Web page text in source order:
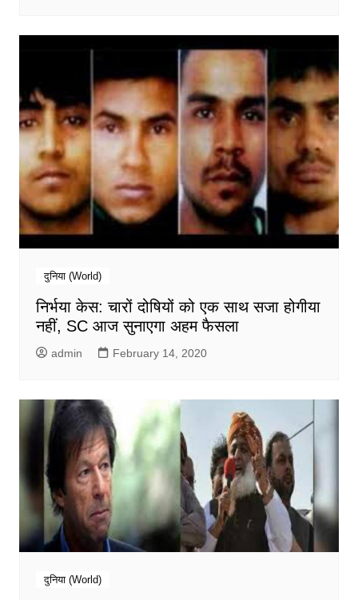
दुनिया (World)
निर्भया केस: चारों दोषियों को एक साथ सजा होगीया
नहीं, SC आज सुनाएगा अहम फैसला
admin February 14, 2020
दुनिया (World)